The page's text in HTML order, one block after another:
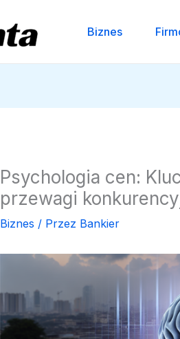
Biznes
Psychologia cen:
przewagi
Biznes / Przez Bankier